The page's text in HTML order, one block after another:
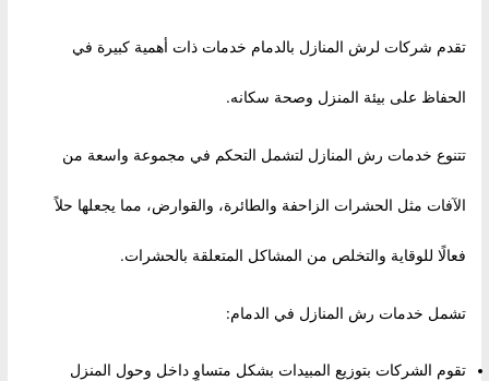
تقدم شركات لرش المنازل بالدمام خدمات ذات أهمية كبيرة في
الحفاظ على بيئة المنزل وصحة سكانه.
تتنوع خدمات رش المنازل لتشمل التحكم في مجموعة واسعة من
الآفات مثل الحشرات الزاحفة والطائرة، والقوارض، مما يجعلها حلاً
فعالًا للوقاية والتخلص من المشاكل المتعلقة بالحشرات.
تشمل خدمات رش المنازل في الدمام:
تقوم الشركات بتوزيع المبيدات بشكل متساوٍ داخل وحول المنزل